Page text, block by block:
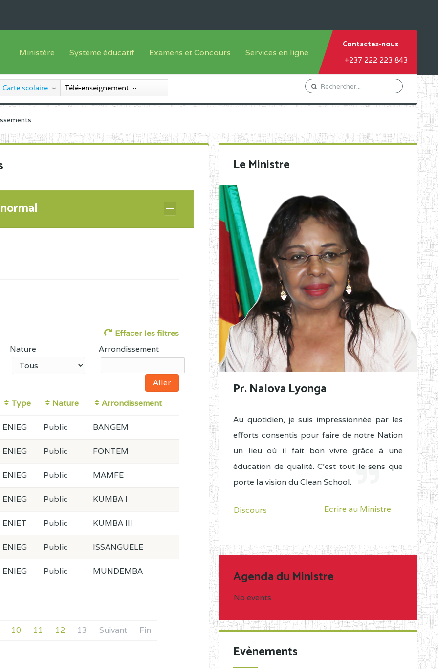
Ministère
Le Ministre
Le SEESEN
Inspection Générale des Enseignements
Organigramme
Système éducatif
Offre de formation
Sous système francophone
Progammes d'études
Examens et Concours
Inscriptions
Liste des candidats
Diplômes disponibles
Services en ligne
Orientation Conseil
Gestion du Personnel
Demande de subvention
Contactez-nous
+237 222 223 843
Carte scolaire Télé-enseignement
Effacer les filtres
Nature Arrondissement
Type Nature Arrondissement
10 11 12 13 Suivant Fin
ENIEG Public BANGEM
ENIEG Public FONTEM
ENIEG Public MAMFE
ENIEG Public KUMBA I
ENIET Public KUMBA III
ENIEG Public ISSANGUELE
ENIEG Public MUNDEMBA
Le Ministre
Pr. Nalova Lyonga
Au quotidien, je suis impressionnée par les
efforts consentis pour faire de notre Nation
un lieu où il fait bon vivre grâce à une
éducation de qualité. C'est tout le sens que
porte la vision du Clean School.
Discours Ecrire au Ministre
Agenda du Ministre
No events
Evènements